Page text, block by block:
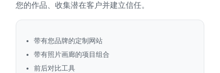
您的作品、收集潜在客户并建立信任。
带有您品牌的定制网站
带有照片画廊的项目组合
前后对比工具